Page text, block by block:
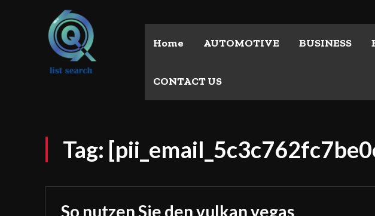
Home AUTOMOTIVE BUSINESS
CONTACT US
Tag:
So nutzen Sie den vulkan vegas